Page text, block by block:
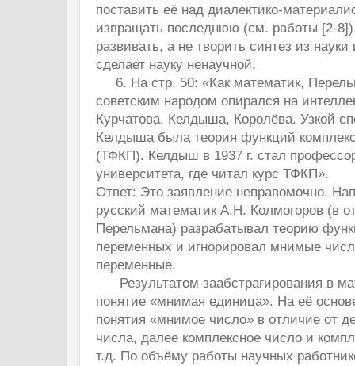
поставить её над диалектико-
извращать последнюю (см. работы [2-
развивать, а не творить синтез из науки
сделает науку ненаучной.
6. На стр. 50: «Как математик,
советским народом опирался на
Курчатова, Келдыша, Королёва. Узкой
Келдыша была теория функций
(ТФКП). Келдыш в 1937 г. стал
университета, где читал курс ТФКП».
Ответ: Это заявление неправомочно.
русский математик А.Н. Колмогоров (в
Перельмана) разрабатывал теорию
переменных и игнорировал мнимые
переменные.
Результатом заабстрагирования в
понятие «мнимая единица». На её
понятия «мнимое число» в отличие от
числа, далее комплексное число и
т.д. По объёму работы научных